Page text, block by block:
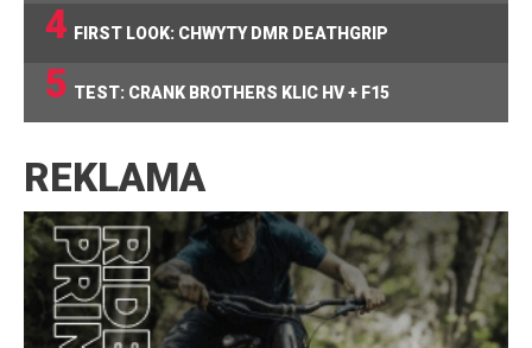
4 FIRST LOOK: CHWYTY DMR DEATHGRIP
5 TEST: CRANK BROTHERS KLIC HV + F15
REKLAMA